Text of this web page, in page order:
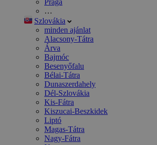
Prága
…
Szlovákia
minden ajánlat
Alacsony-Tátra
Árva
Bajmóc
Besenyőfalu
Bélai-Tátra
Dunaszerdahely
Dél-Szlovákia
Kis-Fátra
Kiszucai-Beszkidek
Liptó
Magas-Tátra
Nagy-Fátra